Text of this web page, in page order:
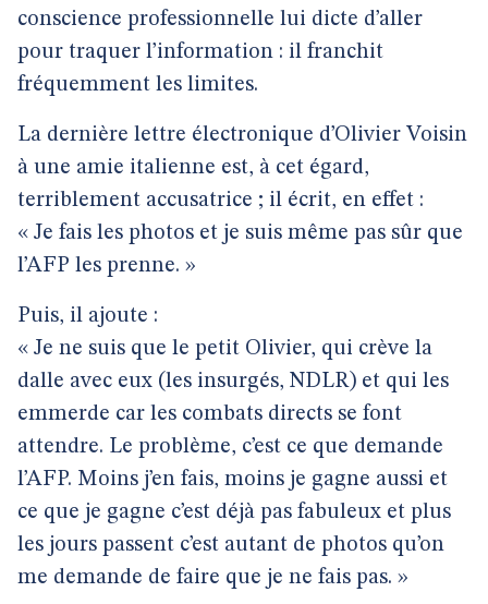
conscience professionnelle lui dicte d’aller
pour traquer l’information : il franchit
fréquemment les limites.
La dernière lettre électronique d’Olivier Voisin
à une amie italienne est, à cet égard,
terriblement accusatrice ; il écrit, en effet :
« Je fais les photos et je suis même pas sûr que
l’AFP les prenne. »
Puis, il ajoute :
« Je ne suis que le petit Olivier, qui crève la
dalle avec eux (les insurgés, NDLR) et qui les
emmerde car les combats directs se font
attendre. Le problème, c’est ce que demande
l’AFP. Moins j’en fais, moins je gagne aussi et
ce que je gagne c’est déjà pas fabuleux et plus
les jours passent c’est autant de photos qu’on
me demande de faire que je ne fais pas. »